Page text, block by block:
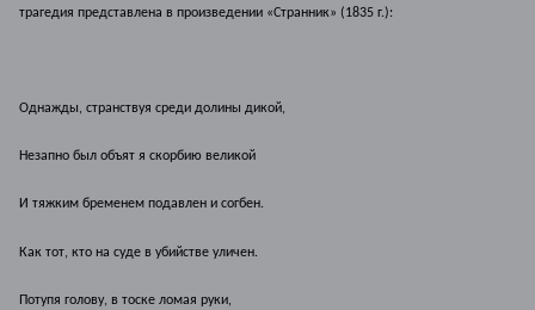
трагедия представлена в произведении «Странник» (1835 г.):
Однажды, странствуя среди долины дикой,
Незапно был объят я скорбию великой
И тяжким бременем подавлен и согбен.
Как тот, кто на суде в убийстве уличен.
Потупя голову, в тоске ломая руки,